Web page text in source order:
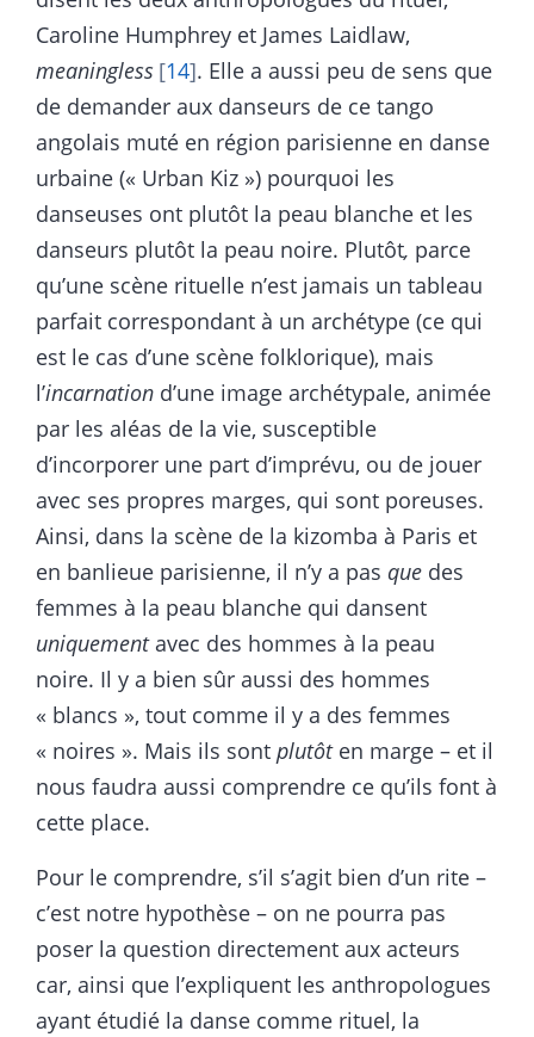
Caroline Humphrey et James Laidlaw,
meaningless 14 . Elle a aussi peu de sens que
de demander aux danseurs de ce tango
angolais muté en région parisienne en danse
urbaine (« Urban Kiz ») pourquoi les
danseuses ont plutôt la peau blanche et les
danseurs plutôt la peau noire. Plutôt, parce
qu’une scène rituelle n’est jamais un tableau
parfait correspondant à un archétype (ce qui
est le cas d’une scène folklorique), mais
l’incarnation d’une image archétypale, animée
par les aléas de la vie, susceptible
d’incorporer une part d’imprévu, ou de jouer
avec ses propres marges, qui sont poreuses.
Ainsi, dans la scène de la kizomba à Paris et
en banlieue parisienne, il n’y a pas que des
femmes à la peau blanche qui dansent
uniquementavec des hommes à la peau
noire. Il y a bien sûr aussi des hommes
« blancs », tout comme il y a des femmes
« noires ». Mais ils sont plutôten marge – et il
nous faudra aussi comprendre ce qu’ils font à
cette place.
Pour le comprendre, s’il s’agit bien d’un rite –
c’est notre hypothèse – on ne pourra pas
poser la question directement aux acteurs
car, ainsi que l’expliquent les anthropologues
ayant étudié la danse comme rituel, la